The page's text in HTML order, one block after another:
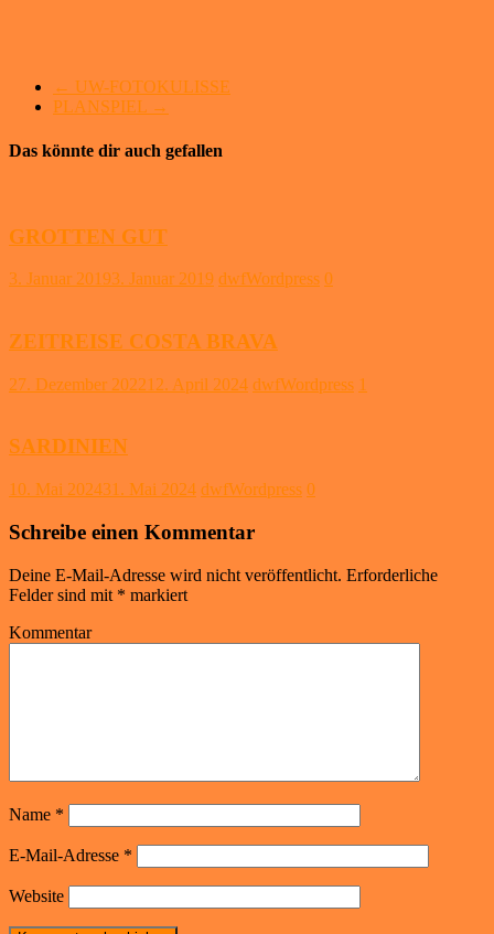
← UW-FOTOKULISSE
PLANSPIEL →
Das könnte dir auch gefallen
GROTTEN GUT
3. Januar 20193. Januar 2019 dwfWordpress 0
ZEITREISE COSTA BRAVA
27. Dezember 202212. April 2024 dwfWordpress 1
SARDINIEN
10. Mai 202431. Mai 2024 dwfWordpress 0
Schreibe einen Kommentar
Deine E-Mail-Adresse wird nicht veröffentlicht. Erforderliche
Felder sind mit * markiert
Kommentar
Name *
E-Mail-Adresse *
Website